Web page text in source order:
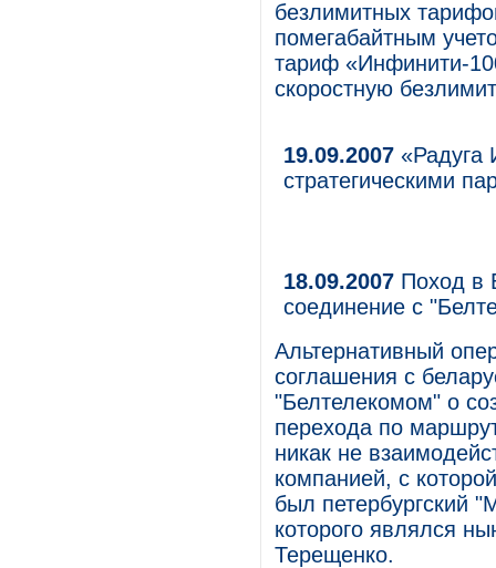
безлимитных
помегабайтным
тариф «Инфинити-
скоростную
19.09.2007 «Радуга
стратегическими
18.09.2007 Поход в
соединение с
Альтернативный
соглашения с
"Белтелекомом" о
перехода по
никак не
компанией, с
был петербургский
которого являлся
Терещенко.